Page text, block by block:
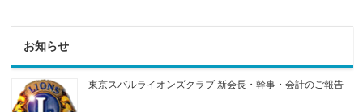
お知らせ
東京スバルライオンズクラブ 新会長・幹事・会計のご報告